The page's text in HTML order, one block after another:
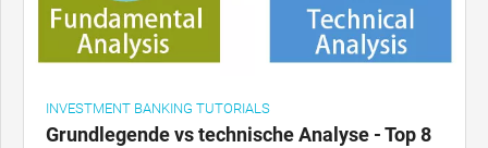
INVESTMENT BANKING TUTORIALS
Grundlegende vs technische Analyse - Top 8